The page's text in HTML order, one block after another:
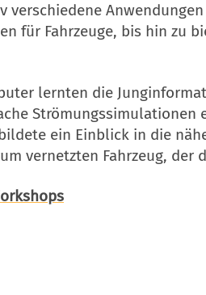
verschiedene
für Fahrzeuge, bis hin zu
lernten die
ein Einblick in die
vernetzten Fahrzeug,